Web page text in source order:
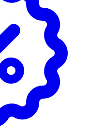
Hydrogenated Castor
Microcristallina,
Isopropyl
Propanol,
4